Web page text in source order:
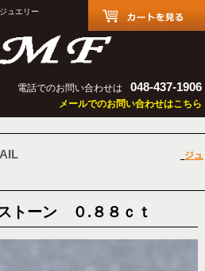
ュエリー
電話でのお問い合わせは 048-437-1906
メールでのお問い合わせはこちら
ジュ
トーン ０.８８ｃｔ